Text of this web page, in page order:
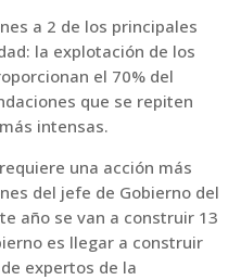
a 2 de los principales
la explotación de los
el 70% del
que se repiten
intensas.
una acción más
del jefe de Gobierno del
año se van a construir 13
es llegar a construir
expertos de la